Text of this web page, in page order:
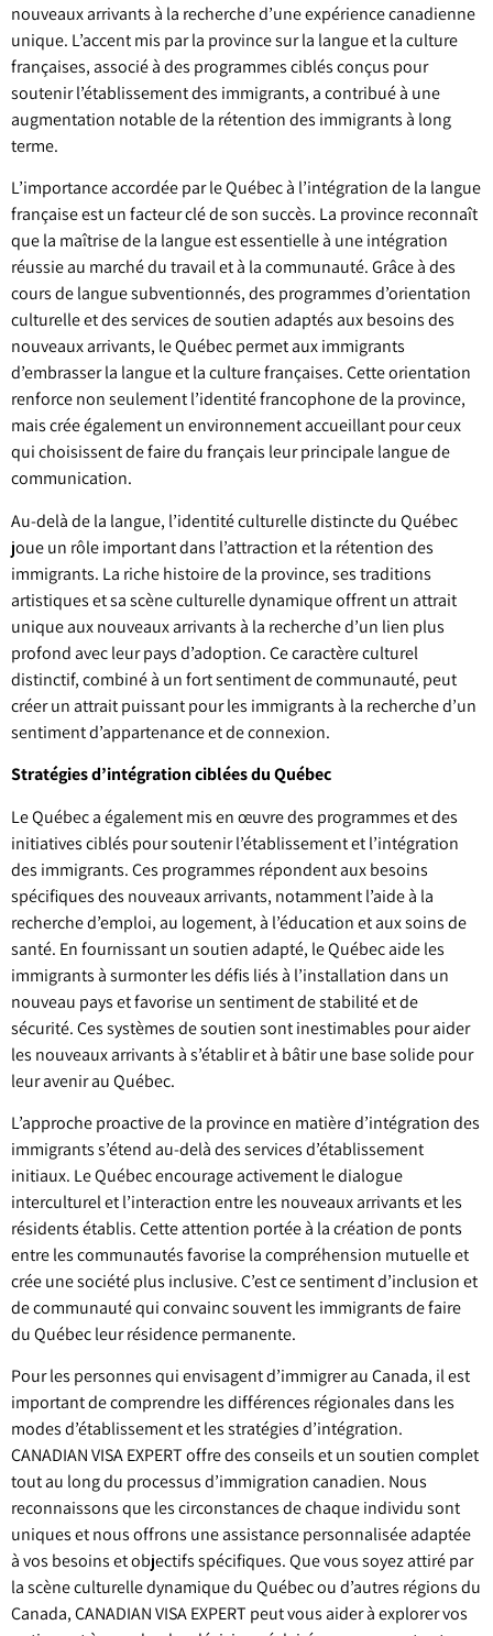
nouveaux arrivants à la recherche d’une expérience canadienne
unique. L’accent mis par la province sur la langue et la culture
françaises, associé à des programmes ciblés conçus pour
soutenir l’établissement des immigrants, a contribué à une
augmentation notable de la rétention des immigrants à long
terme.
L’importance accordée par le Québec à l’intégration de la langue
française est un facteur clé de son succès. La province reconnaît
que la maîtrise de la langue est essentielle à une intégration
réussie au marché du travail et à la communauté. Grâce à des
cours de langue subventionnés, des programmes d’orientation
culturelle et des services de soutien adaptés aux besoins des
nouveaux arrivants, le Québec permet aux immigrants
d’embrasser la langue et la culture françaises. Cette orientation
renforce non seulement l’identité francophone de la province,
mais crée également un environnement accueillant pour ceux
qui choisissent de faire du français leur principale langue de
communication.
Au-delà de la langue, l’identité culturelle distincte du Québec
joue un rôle important dans l’attraction et la rétention des
immigrants. La riche histoire de la province, ses traditions
artistiques et sa scène culturelle dynamique offrent un attrait
unique aux nouveaux arrivants à la recherche d’un lien plus
profond avec leur pays d’adoption. Ce caractère culturel
distinctif, combiné à un fort sentiment de communauté, peut
créer un attrait puissant pour les immigrants à la recherche d’un
sentiment d’appartenance et de connexion.
Stratégies d’intégration ciblées du Québec
Le Québec a également mis en œuvre des programmes et des
initiatives ciblés pour soutenir l’établissement et l’intégration
des immigrants. Ces programmes répondent aux besoins
spécifiques des nouveaux arrivants, notamment l’aide à la
recherche d’emploi, au logement, à l’éducation et aux soins de
santé. En fournissant un soutien adapté, le Québec aide les
immigrants à surmonter les défis liés à l’installation dans un
nouveau pays et favorise un sentiment de stabilité et de
sécurité. Ces systèmes de soutien sont inestimables pour aider
les nouveaux arrivants à s’établir et à bâtir une base solide pour
leur avenir au Québec.
L’approche proactive de la province en matière d’intégration des
immigrants s’étend au-delà des services d’établissement
initiaux. Le Québec encourage activement le dialogue
interculturel et l’interaction entre les nouveaux arrivants et les
résidents établis. Cette attention portée à la création de ponts
entre les communautés favorise la compréhension mutuelle et
crée une société plus inclusive. C’est ce sentiment d’inclusion et
de communauté qui convainc souvent les immigrants de faire
du Québec leur résidence permanente.
Pour les personnes qui envisagent d’immigrer au Canada, il est
important de comprendre les différences régionales dans les
modes d’établissement et les stratégies d’intégration.
CANADIAN VISA EXPERT offre des conseils et un soutien complet
tout au long du processus d’immigration canadien. Nous
reconnaissons que les circonstances de chaque individu sont
uniques et nous offrons une assistance personnalisée adaptée
à vos besoins et objectifs spécifiques. Que vous soyez attiré par
la scène culturelle dynamique du Québec ou d’autres régions du
Canada, CANADIAN VISA EXPERT peut vous aider à explorer vos